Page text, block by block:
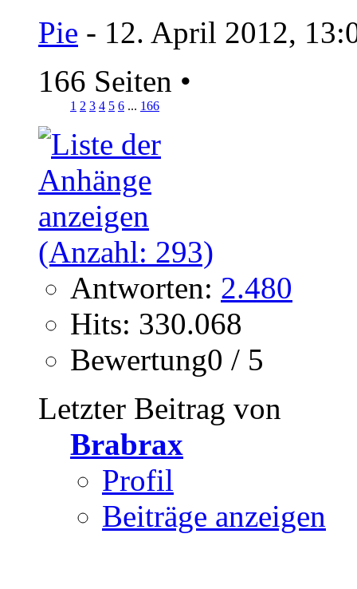
Pie - 12. April 2012,
166 Seiten •
1 2 3 4 5 6 ... 166
Antworten: 2.480
Hits: 330.068
Bewertung0 / 5
Letzter Beitrag von
Brabrax
Profil
Beiträge anzeigen